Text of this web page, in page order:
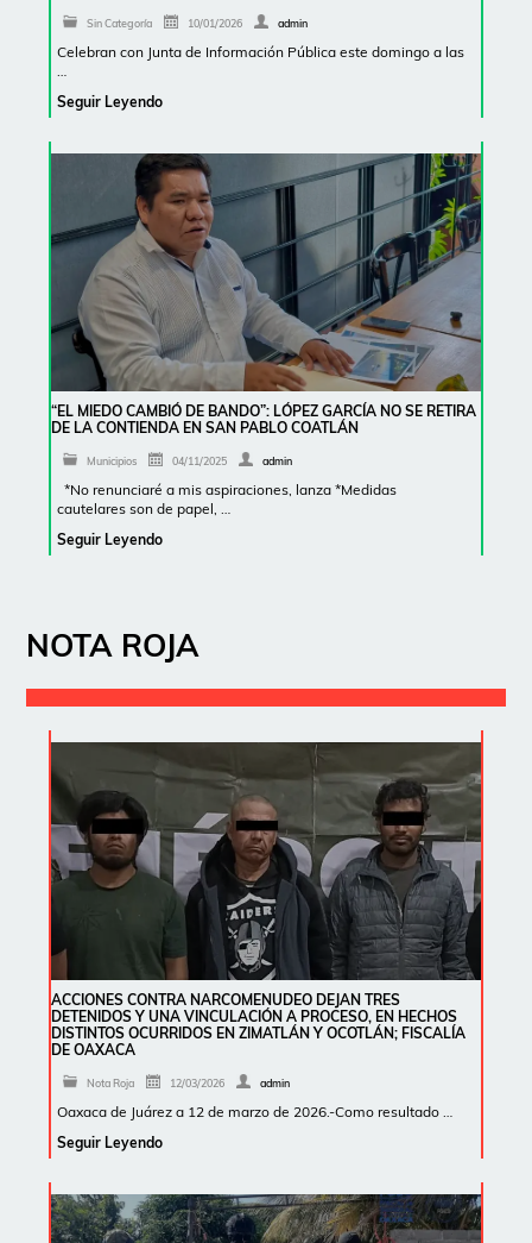
Sin Categoría 10/01/2026 admin
Celebran con Junta de Información Pública este domingo a las
Seguir Leyendo
“EL MIEDO CAMBIÓ DE BANDO”: LÓPEZ GARCÍA NO SE RETIRA
DE LA CONTIENDA EN SAN PABLO COATLÁN
Municipios 04/11/2025 admin
*No renunciaré a mis aspiraciones, lanza *Medidas
cautelares son de papel, …
Seguir Leyendo
NOTA ROJA
ACCIONES CONTRA NARCOMENUDEO DEJAN TRES
DETENIDOS Y UNA VINCULACIÓN A PROCESO, EN HECHOS
DISTINTOS OCURRIDOS EN ZIMATLÁN Y OCOTLÁN; FISCALÍA
DE OAXACA
Nota Roja 12/03/2026 admin
Oaxaca de Juárez a 12 de marzo de 2026.-Como resultado …
Seguir Leyendo